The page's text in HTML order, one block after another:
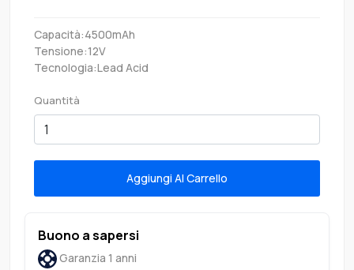
Capacità:4500mAh
Tensione:12V
Tecnologia:Lead Acid
Quantità
Aggiungi Al Carrello
Buono a sapersi
Garanzia 1 anni